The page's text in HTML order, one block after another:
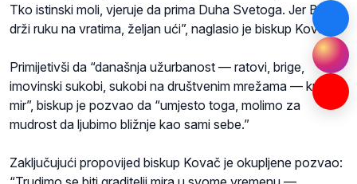
Tko istinski moli, vjeruje da prima Duha Svetoga. Jer Bog
drži ruku na vratima, željan ući”, naglasio je biskup Kovač.
Primijetivši da “današnja užurbanost — ratovi, brige,
imovinski sukobi, sukobi na društvenim mrežama — kradu
mir”, biskup je pozvao da “umjesto toga, molimo za
mudrost da ljubimo bližnje kao sami sebe.”
Zaključujući propovijed biskup Kovač je okupljene pozvao: